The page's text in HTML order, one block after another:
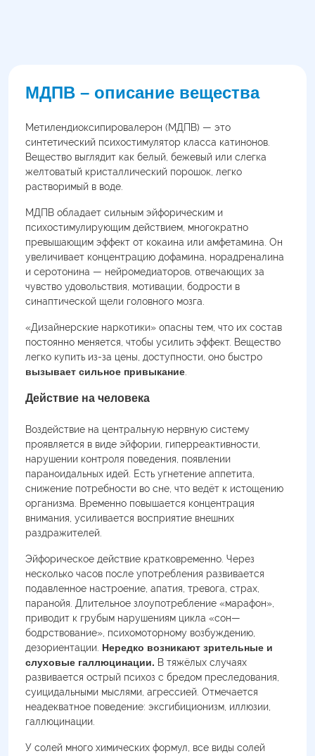
МДПВ – описание вещества
Метилендиоксипировалерон (МДПВ) — это
синтетический психостимулятор класса катинонов.
Вещество выглядит как белый, бежевый или слегка
желтоватый кристаллический порошок, легко
растворимый в воде.
МДПВ обладает сильным эйфорическим и
психостимулирующим действием, многократно
превышающим эффект от кокаина или амфетамина. Он
увеличивает концентрацию дофамина, норадреналина
и серотонина — нейромедиаторов, отвечающих за
чувство удовольствия, мотивации, бодрости в
синаптической щели головного мозга.
«Дизайнерские наркотики» опасны тем, что их состав
постоянно меняется, чтобы усилить эффект. Вещество
легко купить из-за цены, доступности, оно быстро
вызывает сильное привыкание
Действие на человека
Воздействие на центральную нервную систему
проявляется в виде эйфории, гиперреактивности,
нарушении контроля поведения, появлении
параноидальных идей. Есть угнетение аппетита,
снижение потребности во сне, что ведёт к истощению
организма. Временно повышается концентрация
внимания, усиливается восприятие внешних
раздражителей.
Эйфорическое действие кратковременно. Через
несколько часов после употребления развивается
подавленное настроение, апатия, тревога, страх,
паранойя. Длительное злоупотребление «марафон»,
приводит к грубым нарушениям цикла «сон—
бодрствование», психомоторному возбуждению,
дезориентации. Нередко возникают зрительные и
слуховые галлюцинации. В тяжёлых случаях
развивается острый психоз с бредом преследования,
суицидальными мыслями, агрессией. Отмечается
неадекватное поведение: эксгибиционизм, иллюзии,
галлюцинации.
У солей много химических формул, все виды солей